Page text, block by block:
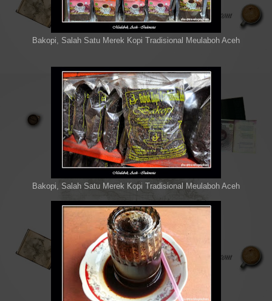
Bakopi, Salah Satu Merek Kopi Tradisional Meulaboh Aceh
Bakopi, Salah Satu Merek Kopi Tradisional Meulaboh Aceh